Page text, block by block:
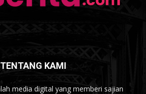
TENTANG KAMI
media digital yang memberi sajian